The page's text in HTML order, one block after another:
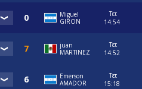
Miguel
GIRON
Τετ
14:54
juan
MARTINEZ
Τετ
14:52
Emerson
AMADOR
Τετ
15:18